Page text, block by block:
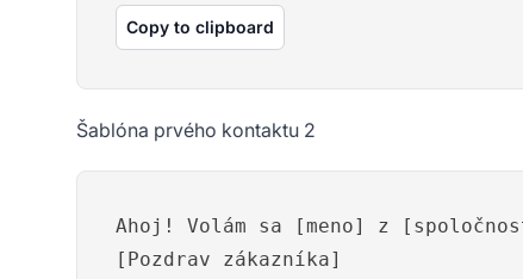
Copy to clipboard
Šablóna prvého kontaktu 2
Ahoj! Volám sa [meno] z
[Pozdrav zákazníka]